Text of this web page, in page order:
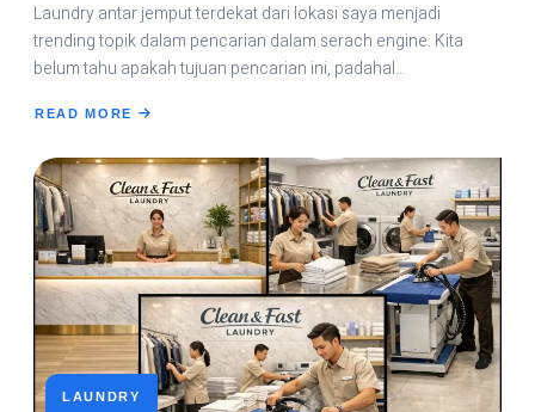
Laundry antar jemput terdekat dari lokasi saya menjadi
trending topik dalam pencarian dalam serach engine. Kita
belum tahu apakah tujuan pencarian ini, padahal…
READ MORE
ABOUT
JEMPUT
TERDEKAT
DARI
LOKASI
SAYA
LAUNDRY